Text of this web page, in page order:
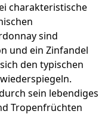
charakteristische
sind
und ein Zinfandel
den typischen
sein lebendiges
Tropenfrüchten